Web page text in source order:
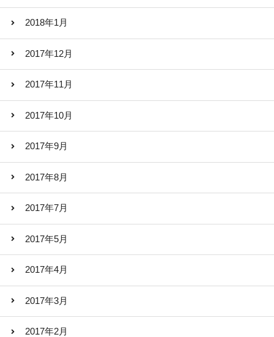
2018年1月
2017年12月
2017年11月
2017年10月
2017年9月
2017年8月
2017年7月
2017年5月
2017年4月
2017年3月
2017年2月